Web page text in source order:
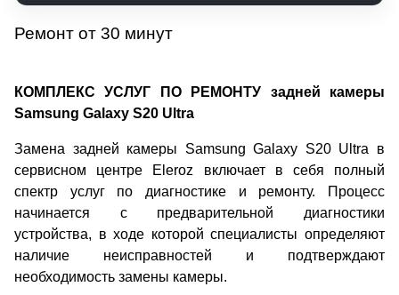
Ремонт от 30 минут
КОМПЛЕКС УСЛУГ ПО РЕМОНТУ задней камеры
Samsung Galaxy S20 Ultra
Замена задней камеры Samsung Galaxy S20 Ultra в
сервисном центре Eleroz включает в себя полный
спектр услуг по диагностике и ремонту. Процесс
начинается с предварительной диагностики
устройства, в ходе которой специалисты определяют
наличие неисправностей и подтверждают
необходимость замены камеры.